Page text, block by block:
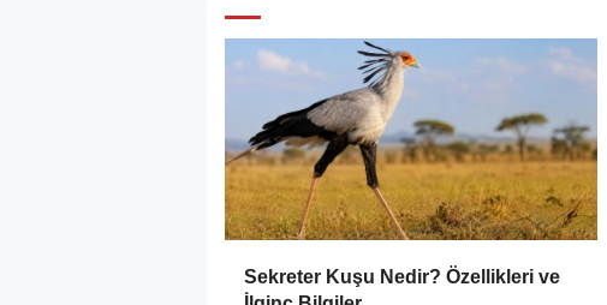
Sekreter Kuşu Nedir? Özellikleri ve